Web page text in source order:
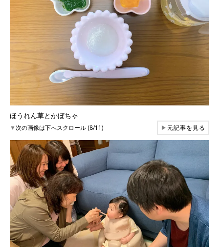
ほうれん草とかぼちゃ
▼次の画像は下へスクロール (8/11) ▶元記事を見る